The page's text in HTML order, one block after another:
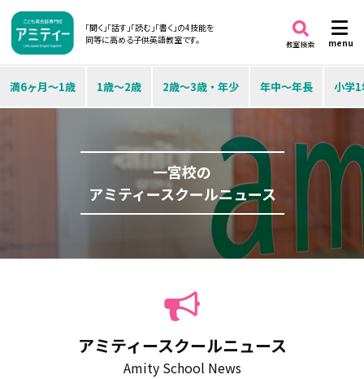
「聞く」「話す」「読む」「書く」の4技能を
同等に高める子供英語教室です。
menu
教室検索
満6ヶ月～1歳 1歳～2歳 2歳～3歳・年少 年中～年長 小学
一宮校の
アミティースクールニュース
アミティースクールニュース
Amity School News